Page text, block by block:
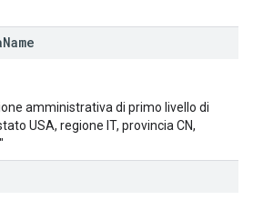
Name
amministrativa di primo livello di
USA, regione IT, provincia CN,